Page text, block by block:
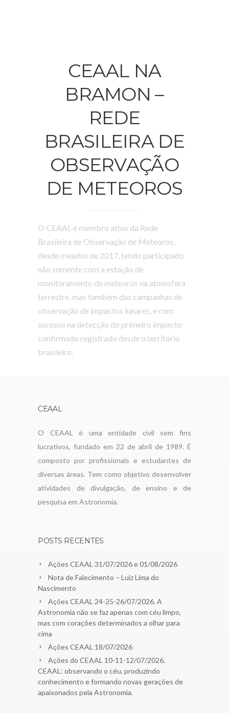
CEAAL NA
BRAMON –
REDE
BRASILEIRA DE
OBSERVAÇÃO
DE METEOROS
O CEAAL é membro ativo da Rede
Brasileira de Observação de Meteoros,
desde meados de 2017, tendo participado
não somente com a estação de
monitoramento de meteoros na atmosfera
terrestre, mas também das campanhas de
observação de impactos lunares, e com
sucesso na detecção do primeiro impacto
confirmado registrado desde o território
brasileiro.
CEAAL
O CEAAL é uma entidade civil sem fins
lucrativos, fundado em 22 de abril de 1989. É
composto por profissionais e estudantes de
diversas áreas. Tem como objetivo desenvolver
atividades de divulgação, de ensino e de
pesquisa em Astronomia.
POSTS RECENTES
Ações CEAAL 31/07/2026 e 01/08/2026
Nota de Falecimento – Luiz Lima do
Nascimento
Ações CEAAL 24-25-26/07/2026. A
Astronomia não se faz apenas com céu limpo,
mas com corações determinados a olhar para
cima
Ações CEAAL 18/07/2026
Ações do CEAAL 10-11-12/07/2026.
CEAAL: observando o céu, produzindo
conhecimento e formando novas gerações de
apaixonados pela Astronomia.